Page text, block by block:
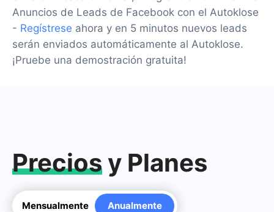
Anuncios de Leads de Facebook con el Autoklose
- Regístrese ahora y en 5 minutos nuevos leads
serán enviados automáticamente al Autoklose.
¡Pruebe una demostración gratuita!
Preciosy Planes
Mensualmente Anualmente